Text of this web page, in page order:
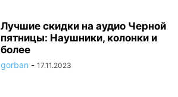
Лучшие скидки на аудио Черной
пятницы: Наушники, колонки и
более
gorban - 17.11.2023